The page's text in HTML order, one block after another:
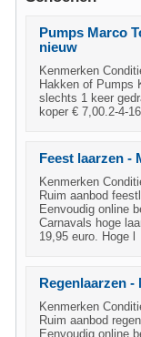
Pumps Marco
nieuw
Kenmerken
Hakken of Pumps
slechts 1 keer
koper € 7,00.2-4-16
Feest laarzen -
Kenmerken
Ruim aanbod
Eenvoudig online
Carnavals hoge
19,95 euro. Hoge l
Regenlaarzen -
Kenmerken
Ruim aanbod
Eenvoudig online